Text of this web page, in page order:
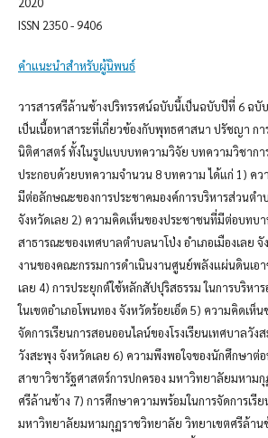
ISSN 2350 - 9406
คำแนะนำสำหรับผู้นิพนธ์
วารสารศรีล้านช้างปริทรรศน์ฉบับนี้เป็นฉบับปีที่ 6 ฉบั
เป็นเนื้อหาสาระที่เกี่ยวข้องกับพุทธศาสนา ปรัชญา ก
นิติศาสตร์ ทั้งในรูปแบบบทความวิจัย บทความวิชากา
ประกอบด้วยบทความจำนวน 8 บทความ ได้แก่ 1) ค
มีต่อลักษณะของการประชาคมองค์การบริหารส่วนตำ
จังหวัดเลย 2) ความคิดเห็นของประชาชนที่มีต่อบทบ
สาธารณะของเทศบาลตำบลนาโป่ง อำเภอเมืองเลย
งานของคณะกรรมการดำเนินงานศูนย์พลังแผ่นดินเอ
เลย 4) การประยุกต์ใช้หลักสัปปุริสธรรม ในการบริหา
ในเขตอำเภอโพนทอง จังหวัดร้อยเอ็ด 5) ความคิดเห็
จัดการเรียนการสอนออนไลน์ของโรงเรียนเทศบาลวัง
วังสะพุง จังหวัดเลย 6) ความพึงพอใจของนักศึกษา
สาขาวิชารัฐศาสตร์การปกครอง มหาวิทยาลัยมหาม
ศรีล้านช้าง 7) การศึกษาความพร้อมในการจัดการเรี
มหาวิทยาลัยมหามกุฏราชวิทยาลัย วิทยาเขตศรีล้าน